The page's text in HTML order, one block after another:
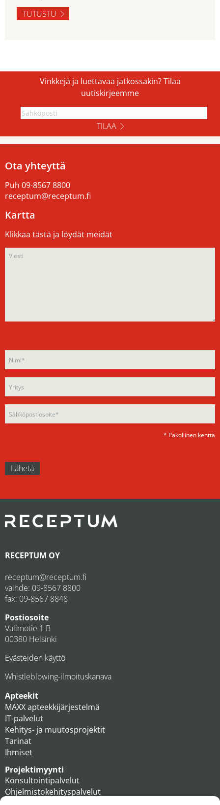
TUTUSTU
Vinkkejä ja luettavaa jatkossakin? Tilaa
uutiskirjeemme
TILAA
Ota yhteyttä
Puh 09-8567 8800
receptum@receptum.fi
Kartta
Klikkaa tästä ja löydät meidät
leave
this
empty.
Please
leave
this
field
empty.
* Pakollinen kenttä
RECEPTUM OY
receptum@receptum.fi
vaihde: 09-8567 8800
fax: 09-8567 8848
Postiosoite
Valimotie 1 B
00380 Helsinki
Evästeiden käyttö
Whistleblowing-ilmoituskanava
Apteekit
MAXX apteekkijärjestelmä
IT-palvelut
Kehitys- ja muutosprojektit
Tarinat
Ihmiset
Projektimyynti
Konsultointipalvelut
Ohjelmistokehityspalvelut